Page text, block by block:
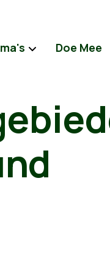
Doe Mee